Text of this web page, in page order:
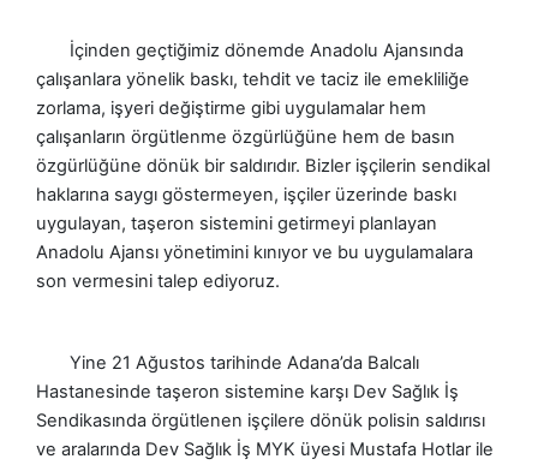
İçinden geçtiğimiz dönemde Anadolu Ajansında
çalışanlara yönelik baskı, tehdit ve taciz ile emekliliğe
zorlama, işyeri değiştirme gibi uygulamalar hem
çalışanların örgütlenme özgürlüğüne hem de basın
özgürlüğüne dönük bir saldırıdır. Bizler işçilerin sendikal
haklarına saygı göstermeyen, işçiler üzerinde baskı
uygulayan, taşeron sistemini getirmeyi planlayan
Anadolu Ajansı yönetimini kınıyor ve bu uygulamalara
son vermesini talep ediyoruz.
Yine 21 Ağustos tarihinde Adana’da Balcalı
Hastanesinde taşeron sistemine karşı Dev Sağlık İş
Sendikasında örgütlenen işçilere dönük polisin saldırısı
ve aralarında Dev Sağlık İş MYK üyesi Mustafa Hotlar ile